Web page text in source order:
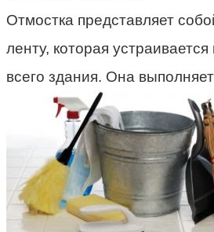
Отмостка представляет
ленту, которая
всего здания. Она